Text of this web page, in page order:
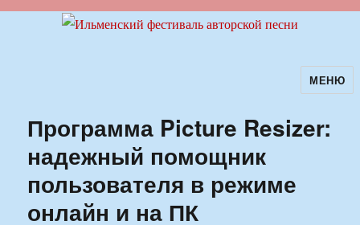
Ильменский фестиваль авторскойМЕНЮ
Программа Picture Resizer:
надежный помощник
пользователя в режиме
онлайн и на ПК